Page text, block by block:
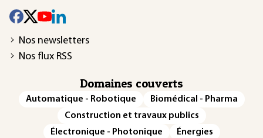
Nos newsletters
Nos flux RSS
Domaines couverts
Automatique - Robotique
Biomédical - Pharma
Construction et travaux publics
Électronique - Photonique
Énergies